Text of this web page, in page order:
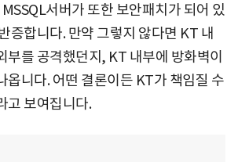
서버가 또한 보안패치가 되어 있
증합니다. 만약 그렇지 않다면 KT 내
부를 공격했던지, KT 내부에 방화벽이
옵니다. 어떤 결론이든 KT가 책임질 수
고 보여집니다.